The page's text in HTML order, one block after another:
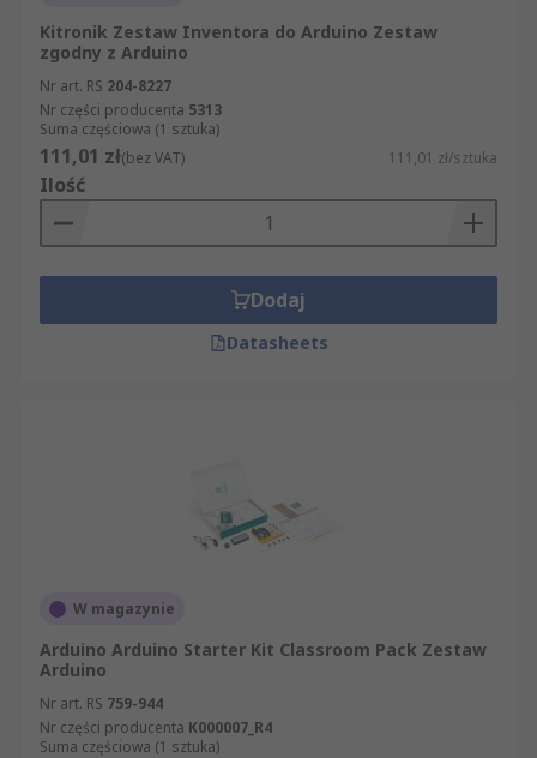
Kitronik Zestaw Inventora do Arduino Zestaw
zgodny z Arduino
Nr art. RS 204-8227
Nr części producenta 5313
Suma częściowa (1 sztuka)
111,01 zł(bez VAT) 111,01 zł/sztuka
Ilość
Dodaj
Datasheets
W magazynie
Arduino Arduino Starter Kit Classroom Pack Zestaw
Arduino
Nr art. RS 759-944
Nr części producenta K000007_R4
Suma częściowa (1 sztuka)